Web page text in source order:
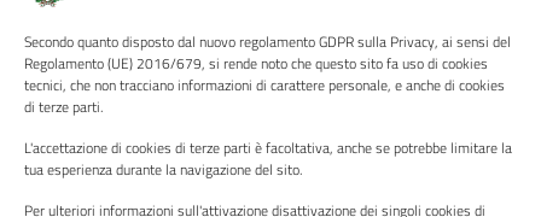
Secondo quanto disposto dal nuovo regolamento GDPR sulla Privacy, ai sensi del
Regolamento (UE) 2016/679, si rende noto che questo sito fa uso di cookies
tecnici, che non tracciano informazioni di carattere personale, e anche di cookies
di terze parti.
L'accettazione di cookies di terze parti è facoltativa, anche se potrebbe limitare la
tua esperienza durante la navigazione del sito.
Per ulteriori informazioni sull'attivazione disattivazione dei singoli cookies di
Albo pretorio
Informativa privacy
Note legali
Piano di miglioramento del sito